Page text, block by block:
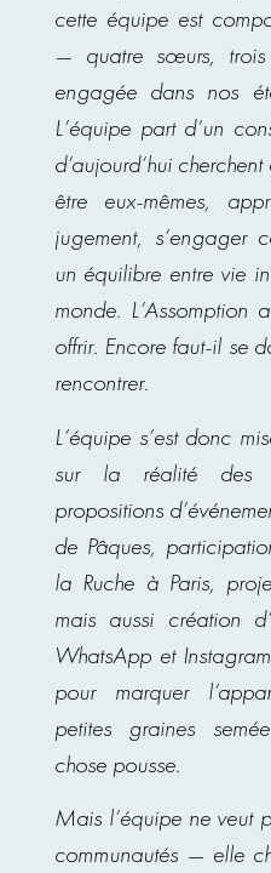
cette équipe est
— quatre sœurs,
engagée dans nos
L’équipe part d’un
d’aujourd’hui
être eux-mêmes,
jugement, s’engager
un équilibre entre vie
monde.
offrir. Encore faut-il se
rencontrer.
L’équipe s’est donc
sur la réalité des
propositions
de Pâques,
la Ruche à Paris,
mais aussi création
WhatsApp et
pour marquer
petites graines
chose pousse.
Mais l’équipe ne veut
communautés — elle